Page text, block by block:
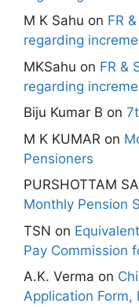
M K Sahu on FR
regarding
MKSahu on FR &
regarding
Biju Kumar B on
M K KUMAR on
Pensioners
PURSHOTTAM
Monthly Pension
TSN on
Pay Commission
A.K. Verma on
Application